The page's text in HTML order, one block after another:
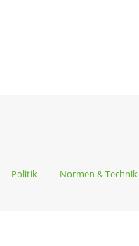
Politik Normen & Technik